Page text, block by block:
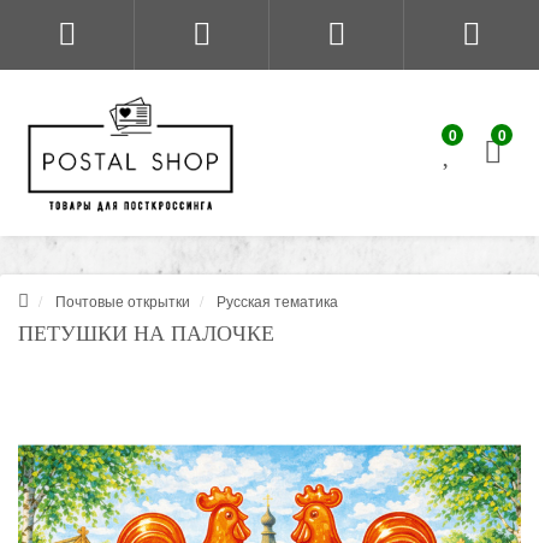
0 0
Почтовые открытки Русская тематика
ПЕТУШКИ НА ПАЛОЧКЕ